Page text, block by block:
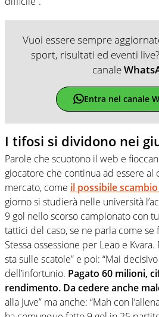
Vuoi essere sempre
sport, risultati ed eventi
canale
Entra nel canale
I tifosi si dividono nei
Parole che scuotono il web e
giocatore che continua ad essere al
mercato, come il possibile
giorno si studierà nelle università
9 gol nello scorso campionato con
tattici del caso, se ne parla come se
Stessa ossessione per Leao e
sta sulle scatole” e poi: “Mai
dell’infortunio. Pagato 60 milioni,
rendimento. Da cedere anche
alla Juve” ma anche: “Mah con